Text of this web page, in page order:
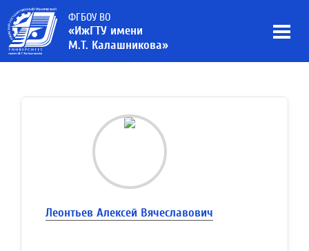
ФГБОУ ВО
«ИжГТУ имени
М.Т. Калашникова»
Леонтьев Алексей Вячеславович